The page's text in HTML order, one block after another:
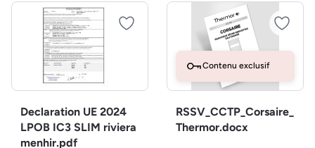
Declaration UE 2024
LPOB IC3 SLIM riviera
menhir.pdf
Contenu exclusif
RSSV_CCTP_Corsaire_
Thermor.docx